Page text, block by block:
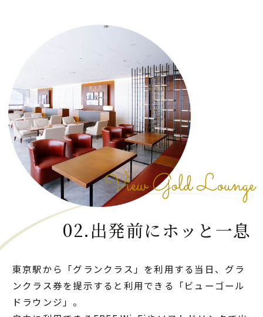
View Gold Lounge
02.出発前にホッと一息
東京駅から「グランクラス」を利用する当日、グラ
ンクラス券を提示すると利用できる「ビューゴール
ドラウンジ」。